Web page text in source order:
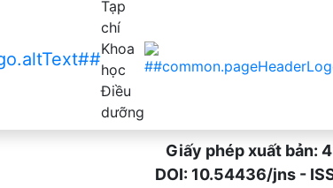
Tạp
chí
Khoa
học
Điều
dưỡng
Giấy phép xuất bản: 439/
DOI: 10.54436/jns - ISSN: